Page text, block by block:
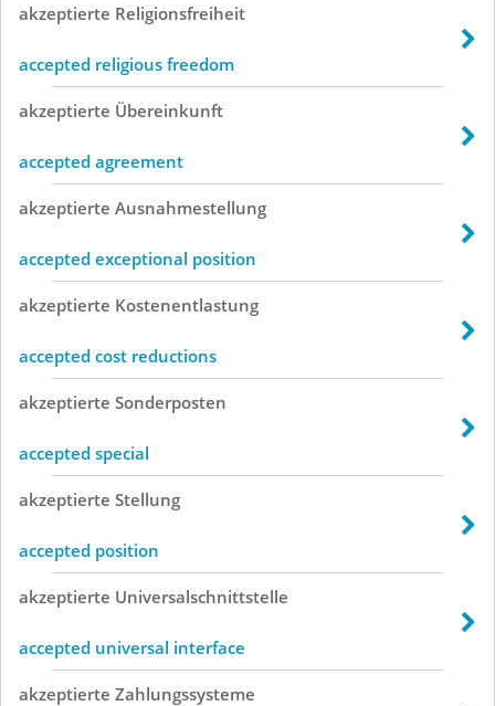
akzeptierte Religionsfreiheit
accepted religious freedom
akzeptierte Übereinkunft
accepted agreement
akzeptierte Ausnahmestellung
accepted exceptional position
akzeptierte Kostenentlastung
accepted cost reductions
akzeptierte Sonderposten
accepted special
akzeptierte Stellung
accepted position
akzeptierte Universalschnittstelle
accepted universal interface
akzeptierte Zahlungssysteme